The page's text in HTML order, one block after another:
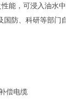
能，可浸入油
防、科研等部门
偿电缆